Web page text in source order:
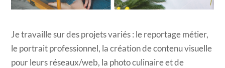
Je travaille sur des projets variés : le reportage métier,
le portrait professionnel, la création de contenu visuelle
pour leurs réseaux/web, la photo culinaire et de